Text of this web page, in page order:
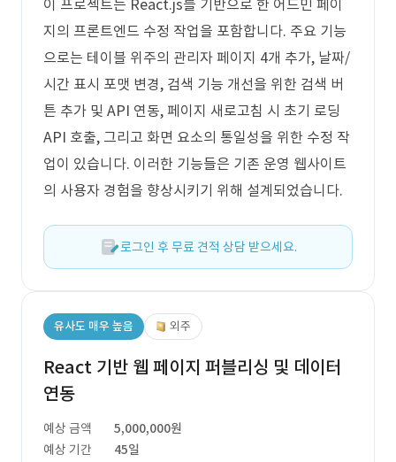
이 프로젝트는 React.js를 기반으로 한 어드민 페이
지의 프론트엔드 수정 작업을 포함합니다. 주요 기능
으로는 테이블 위주의 관리자 페이지 4개 추가, 날짜/
시간 표시 포맷 변경, 검색 기능 개선을 위한 검색 버
튼 추가 및 API 연동, 페이지 새로고침 시 초기 로딩
API 호출, 그리고 화면 요소의 통일성을 위한 수정 작
업이 있습니다. 이러한 기능들은 기존 운영 웹사이트
의 사용자 경험을 향상시키기 위해 설계되었습니다.
로그인 후 무료 견적 상담 받으세요.
유사도 매우 높음 외주
React 기반 웹 페이지 퍼블리싱 및 데이터
연동
예상 금액
5,000,000원
예상 기간
45일